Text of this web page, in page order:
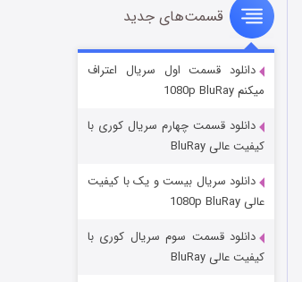
سریال زشت
قسمت۲ (زیرنویس) منتشر شد
مردگان متحرک: شهر مرده ۳
قسمت‌های جدید
دانلود قسمت اول سریال اعتراف
میکنم 1080p BluRay
دانلود قسمت چهارم سریال کوری با
کیفیت عالی BluRay
دانلود سریال بیست و یک با کیفیت
عالی 1080p BluRay
دانلود قسمت سوم سریال کوری با
کیفیت عالی BluRay